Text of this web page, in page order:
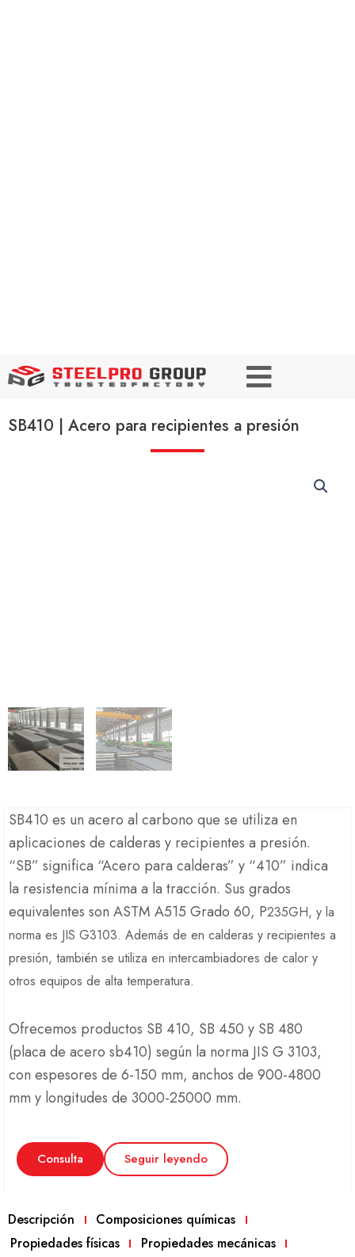
SB410 | Acero para recipientes a presión
SB410 es un acero al carbono que se utiliza en
aplicaciones de calderas y recipientes a presión.
“SB” significa “Acero para calderas” y “410” indica
la resistencia mínima a la tracción. Sus grados
equivalentes son ASTM A515 Grado 60, P235GH,y la
norma es JIS G3103. Además de en calderas y recipientes a
presión, también se utiliza en intercambiadores de calor y
otros equipos de alta temperatura.
Ofrecemos productos SB 410, SB 450 y SB 480
(placa de acero sb410) según la norma JIS G 3103,
con espesores de 6-150 mm, anchos de 900-4800
mm y longitudes de 3000-25000 mm.
Consulta Seguir leyendo
Descripción
Composiciones químicas
Propiedades físicas
Propiedades mecánicas